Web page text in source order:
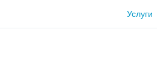
Услуги